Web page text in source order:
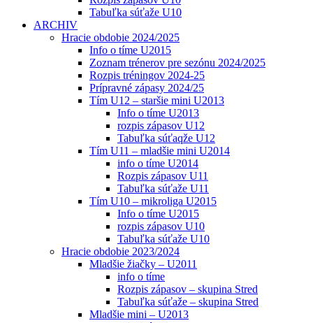
Tabuľka súťaže U10
ARCHIV
Hracie obdobie 2024/2025
Info o tíme U2015
Zoznam trénerov pre sezónu 2024/2025
Rozpis tréningov 2024-25
Prípravné zápasy 2024/25
Tím U12 – staršie mini U2013
Info o tíme U2013
rozpis zápasov U12
Tabuľka súťaqže U12
Tím U11 – mladšie mini U2014
info o tíme U2014
Rozpis zápasov U11
Tabuľka súťaže U11
Tím U10 – mikroliga U2015
Info o tíme U2015
rozpis zápasov U10
Tabuľka súťaže U10
Hracie obdobie 2023/2024
Mladšie žiačky – U2011
info o tíme
Rozpis zápasov – skupina Stred
Tabuľka súťaže – skupina Stred
Mladšie mini – U2013